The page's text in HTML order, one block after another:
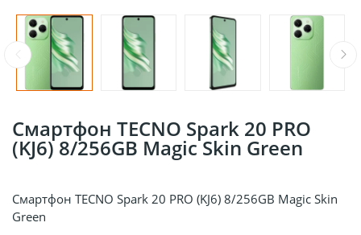
Смартфон TECNO Spark 20 PRO
(KJ6) 8/256GB Magic Skin Green
Смартфон TECNO Spark 20 PRO (KJ6) 8/256GB Magic Skin
Green